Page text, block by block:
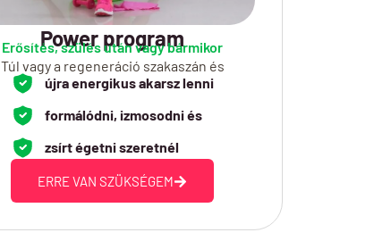
Power program
Erősítés, szülés után vagy bármikor
Túl vagy a regeneráció szakaszán és
újra energikus akarsz lenni
formálódni, izmosodni és
zsírt égetni szeretnél
ERRE VAN SZÜKSÉGEM